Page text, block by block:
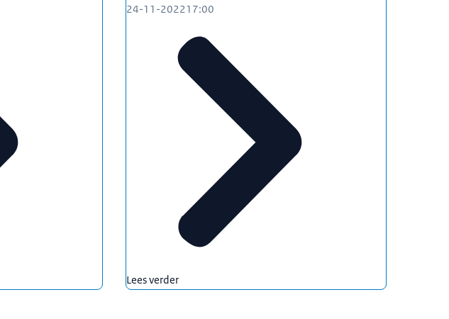
24-11-202217:00
Lees verder